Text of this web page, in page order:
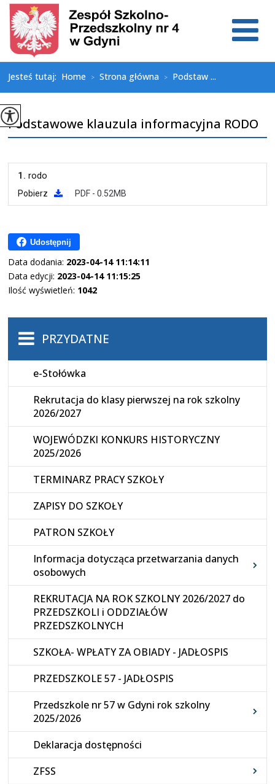
Jesteś tutaj: Home > Strona główna > Podstaw ...
Podstawowe klauzula informacyjna RODO
1.rodo
Pobierz PDF - 0.52MB
Udostępnij
Data dodania: 2023-04-14 11:14:11
Data edycji: 2023-04-14 11:15:25
Ilość wyświetleń: 1042
PRZYDATNE
e-Stołówka
Rekrutacja do klasy pierwszej na rok szkolny
2026/2027
WOJEWÓDZKI KONKURS HISTORYCZNY
2025/2026
TERMINARZ PRACY SZKOŁY
ZAPISY DO SZKOŁY
PATRON SZKOŁY
Informacja dotycząca przetwarzania danych
osobowych
REKRUTACJA NA ROK SZKOLNY 2026/2027 do
PRZEDSZKOLI i ODDZIAŁÓW
PRZEDSZKOLNYCH
SZKOŁA- WPŁATY ZA OBIADY - JADŁOSPIS
PRZEDSZKOLE 57 - JADŁOSPIS
Przedszkole nr 57 w Gdyni rok szkolny
2025/2026
Deklaracja dostępności
ZFSS